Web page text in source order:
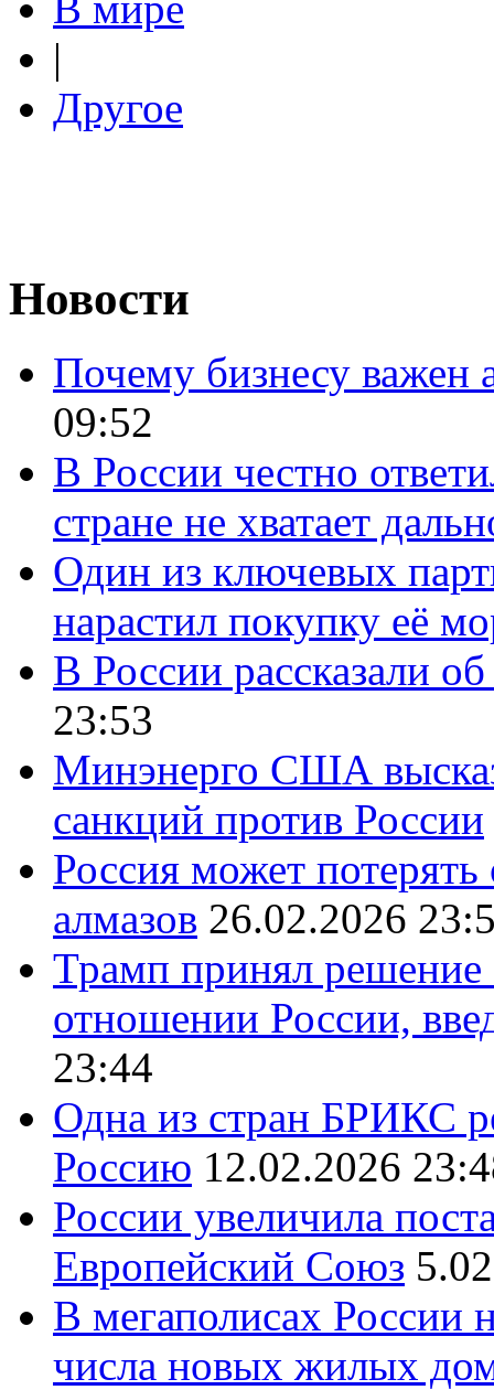
|
Другое
Новости
Почему бизнесу важен
09:52
В России честно
стране не хватает
Один из ключевых
нарастил покупку её
В России рассказали
23:53
Минэнерго США
санкций против России
Россия может
алмазов 26.02.2026
Трамп принял решение
отношении России,
23:44
Одна из стран БРИКС
Россию 12.02.2026
России увеличила
Европейский Союз
В мегаполисах России
числа новых жилых